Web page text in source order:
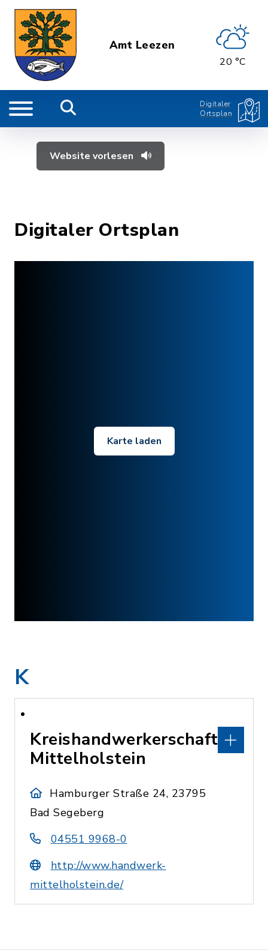
Amt Leezen
20 °C
Digitaler
Ortsplan
Website vorlesen
Digitaler Ortsplan
Karte laden
K
Kreishandwerkerschaft
Mittelholstein
Hamburger Straße 24, 23795
Bad Segeberg
04551 9968-0
http://www.handwerk-
mittelholstein.de/